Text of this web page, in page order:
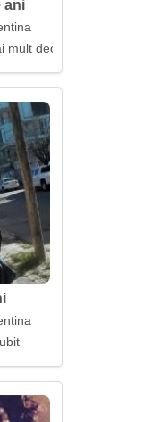
ani
decât frumusețea